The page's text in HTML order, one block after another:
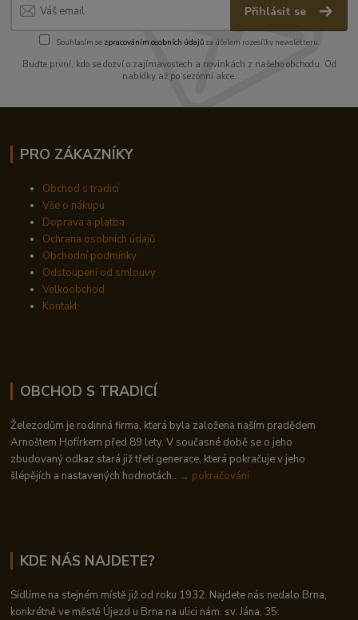
Přihlásit se
Souhlasím se zpracováním osobních údajůza účelem rozesílky newsletteru.
Buďte první, kdo se dozví o zajímavostech a novinkách z našeho obchodu. Od
nabídky až po sezónní akce.
PRO ZÁKAZNÍKY
Obchod s tradicí
Vše o nákupu
Doprava a platba
Ochrana osobních údajů
Obchodní podmínky
Odstoupení od smlouvy
Velkoobchod
Kontakt
OBCHOD S TRADICÍ
Železodům je rodinná firma, která byla založena naším pradědem
Arnoštem Hofírkem před 89 lety. V současné době se o jeho
zbudovaný odkaz stará již třetí generace, která pokračuje v jeho
šlépějích a nastavených hodnotách.. → pokračování
KDE NÁS NAJDETE?
Sídlíme na stejném místě již od roku 1932. Najdete nás nedalo Brna,
konkrétně ve městě Újezd u Brna na ulici nám. sv. Jána, 35.